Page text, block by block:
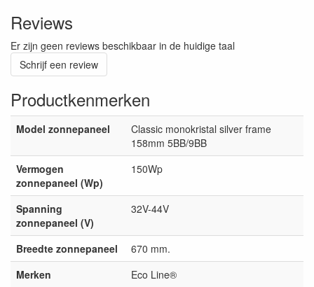
Reviews
Er zijn geen reviews beschikbaar in de huidige taal
Schrijf een review
Productkenmerken
Model zonnepaneel
Classic monokristal silver frame
158mm 5BB/9BB
Vermogen
zonnepaneel (Wp)
150Wp
Spanning
zonnepaneel (V)
32V-44V
Breedte zonnepaneel
670 mm.
Merken
Eco Line®